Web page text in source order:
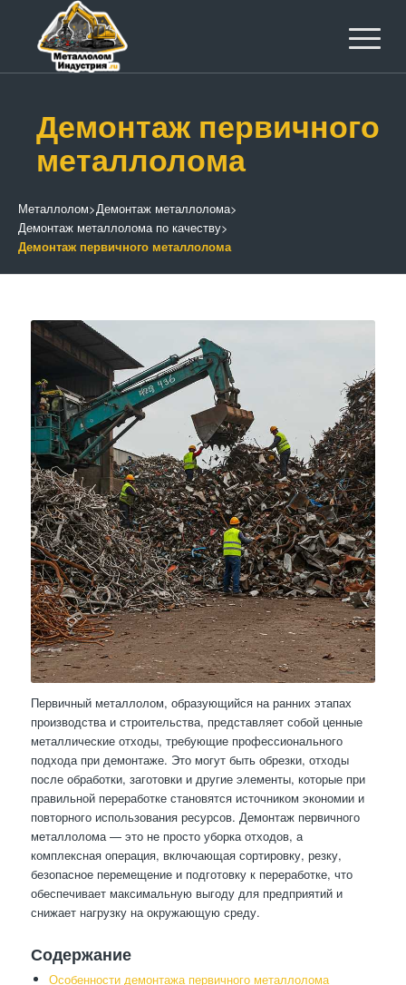
Демонтаж первичного
металлолома
Металлолом>Демонтаж металлолома>
Демонтаж металлолома по качеству>
Демонтаж первичного металлолома
Первичный металлолом, образующийся на ранних этапах
производства и строительства, представляет собой ценные
металлические отходы, требующие профессионального
подхода при демонтаже. Это могут быть обрезки, отходы
после обработки, заготовки и другие элементы, которые при
правильной переработке становятся источником экономии и
повторного использования ресурсов. Демонтаж первичного
металлолома — это не просто уборка отходов, а
комплексная операция, включающая сортировку, резку,
безопасное перемещение и подготовку к переработке, что
обеспечивает максимальную выгоду для предприятий и
снижает нагрузку на окружающую среду.
Содержание
Особенности демонтажа первичного металлолома